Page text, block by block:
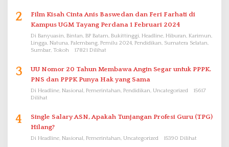
2
Film Kisah Cinta Anis Baswedan dan Feri Farhati di
Kampus UGM Tayang Perdana 1 Februari 2024
Di Banyuasin, Bintan, BP Batam, Bukittinggi, Headline, Hiburan, Karimun,
Lingga, Natuna, Palembang, Pemilu 2024, Pendidikan, Sumatera Selatan,
Sumbar, Tokoh
17821 Dilihat
3
UU Nomor 20 Tahun Membawa Angin Segar untuk PPPK.
PNS dan PPPK Punya Hak yang Sama
Di Headline, Nasional, Pemerintahan, Pendidikan, Uncategorized
15617
Dilihat
4
Single Salary ASN, Apakah Tunjangan Profesi Guru (TPG)
Hilang?
Di Headline, Nasional, Pemerintahan, Uncategorized 15390 Dilihat